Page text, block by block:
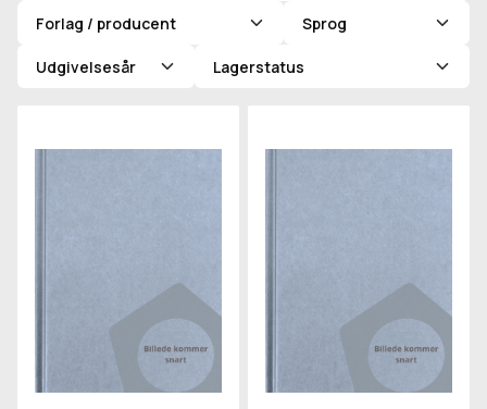
Forlag / producent
Sprog
Udgivelsesår
Lagerstatus